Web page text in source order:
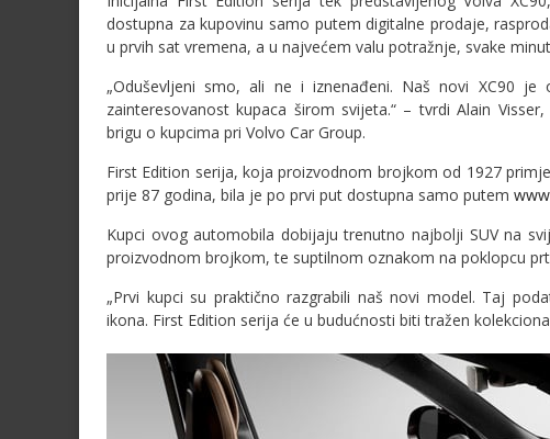
dostupna za kupovinu samo putem digitalne prodaje,
u prvih sat vremena, a u najvećem valu potražnje, svake
„Oduševljeni smo, ali ne i iznenađeni. Naš novi XC90
zainteresovanost kupaca širom svijeta.“ – tvrdi Alain
brigu o kupcima pri Volvo Car Group.
First Edition serija, koja proizvodnom brojkom od 1927
prije 87 godina, bila je po prvi put dostupna samo putem
Kupci ovog automobila dobijaju trenutno najbolji SUV na
proizvodnom brojkom, te suptilnom oznakom na poklopcu
„Prvi kupci su praktično razgrabili naš novi model. Taj
ikona. First Edition serija će u budućnosti biti tražen